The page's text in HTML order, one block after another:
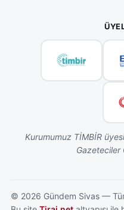
Kurumumuz TİMBİR
Gazeteciler
© 2026 Gündem Sivas —